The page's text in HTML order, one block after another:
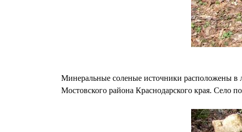
Минеральные соленые источники расположены в
Мостовского района Краснодарского края. Село